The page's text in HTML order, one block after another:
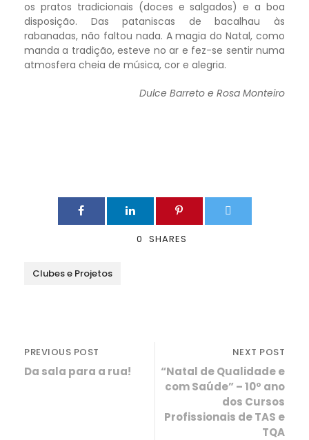
os pratos tradicionais (doces e salgados) e a boa
disposição. Das pataniscas de bacalhau às
rabanadas, não faltou nada. A magia do Natal, como
manda a tradição, esteve no ar e fez-se sentir numa
atmosfera cheia de música, cor e alegria.
Dulce Barreto e Rosa Monteiro
0 SHARES
Clubes e Projetos
PREVIOUS POST
Da sala para a rua!
NEXT POST
“Natal de Qualidade e
com Saúde” – 10º ano
dos Cursos
Profissionais de TAS e
TQA